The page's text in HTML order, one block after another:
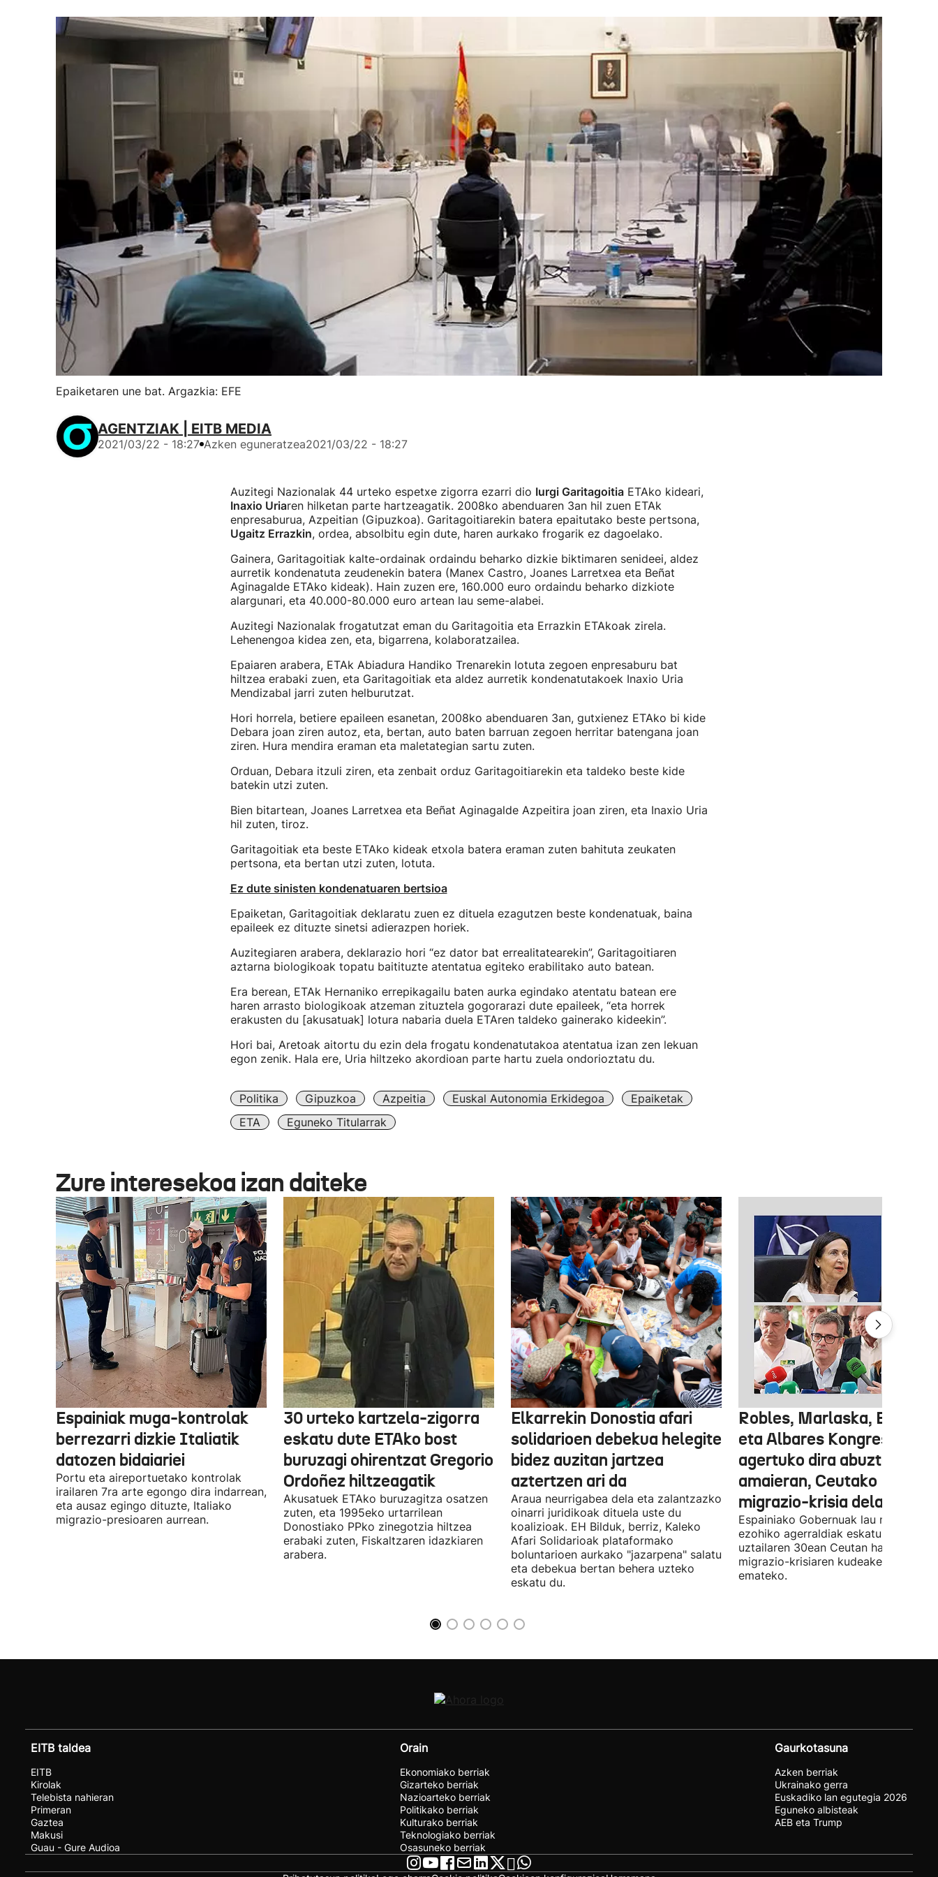
Epaiketaren une bat. Argazkia: EFE
AGENTZIAK | EITB MEDIA
2021/03/22 - 18:27 Azken eguneratzea2021/03/22 - 18:27
Auzitegi Nazionalak 44 urteko espetxe zigorra ezarri dio Iurgi GaritagoitiaETAko kideari,
Inaxio Uriaren hilketan parte hartzeagatik. 2008ko abenduaren 3an hil zuen ETAk
enpresaburua, Azpeitian (Gipuzkoa). Garitagoitiarekin batera epaitutako beste pertsona,
Ugaitz Errazkin, ordea, absolbitu egin dute, haren aurkako frogarik ez dagoelako.
Gainera, Garitagoitiak kalte-ordainak ordaindu beharko dizkie biktimaren senideei, aldez
aurretik kondenatuta zeudenekin batera (Manex Castro, Joanes Larretxea eta Beñat
Aginagalde ETAko kideak). Hain zuzen ere, 160.000 euro ordaindu beharko dizkiote
alargunari, eta 40.000-80.000 euro artean lau seme-alabei.
Auzitegi Nazionalak frogatutzat eman du Garitagoitia eta Errazkin ETAkoak zirela.
Lehenengoa kidea zen, eta, bigarrena, kolaboratzailea.
Epaiaren arabera, ETAk Abiadura Handiko Trenarekin lotuta zegoen enpresaburu bat
hiltzea erabaki zuen, eta Garitagoitiak eta aldez aurretik kondenatutakoek Inaxio Uria
Mendizabal jarri zuten helburutzat.
Hori horrela, betiere epaileen esanetan, 2008ko abenduaren 3an, gutxienez ETAko bi kide
Debara joan ziren autoz, eta, bertan, auto baten barruan zegoen herritar batengana joan
ziren. Hura mendira eraman eta maletategian sartu zuten.
Orduan, Debara itzuli ziren, eta zenbait orduz Garitagoitiarekin eta taldeko beste kide
batekin utzi zuten.
Bien bitartean, Joanes Larretxea eta Beñat Aginagalde Azpeitira joan ziren, eta Inaxio Uria
hil zuten, tiroz.
Garitagoitiak eta beste ETAko kideak etxola batera eraman zuten bahituta zeukaten
pertsona, eta bertan utzi zuten, lotuta.
Ez dute sinisten kondenatuaren bertsioa
Epaiketan, Garitagoitiak deklaratu zuen ez dituela ezagutzen beste kondenatuak, baina
epaileek ez dituzte sinetsi adierazpen horiek.
Auzitegiaren arabera, deklarazio hori “ez dator bat errealitatearekin”, Garitagoitiaren
aztarna biologikoak topatu baitituzte atentatua egiteko erabilitako auto batean.
Era berean, ETAk Hernaniko errepikagailu baten aurka egindako atentatu batean ere
haren arrasto biologikoak atzeman zituztela gogorarazi dute epaileek, “eta horrek
erakusten du [akusatuak] lotura nabaria duela ETAren taldeko gainerako kideekin”.
Hori bai, Aretoak aitortu du ezin dela frogatu kondenatutakoa atentatua izan zen lekuan
egon zenik. Hala ere, Uria hiltzeko akordioan parte hartu zuela ondorioztatu du.
Politika Gipuzkoa Azpeitia Euskal Autonomia Erkidegoa
Epaiketak
ETA
Eguneko Titularrak
Zure interesekoa izan daiteke
Espainiak muga-kontrolak
berrezarri dizkie Italiatik
datozen bidaiariei
Portu eta aireportuetako kontrolak
irailaren 7ra arte egongo dira indarrean,
eta ausaz egingo dituzte, Italiako
migrazio-presioaren aurrean.
30 urteko kartzela-zigorra
eskatu dute ETAko bost
buruzagi ohirentzat Gregorio
Ordoñez hiltzeagatik
Akusatuek ETAko buruzagitza osatzen
zuten, eta 1995eko urtarrilean
Donostiako PPko zinegotzia hiltzea
erabaki zuten, Fiskaltzaren idazkiaren
arabera.
Elkarrekin Donostia afari
solidarioen debekua helegite
bidez auzitan jartzea
aztertzen ari da
Araua neurrigabea dela eta zalantzazko
oinarri juridikoak dituela uste du
koalizioak. EH Bilduk, berriz, Kaleko
Afari Solidarioak plataformako
boluntarioen aurkako "jazarpena" salatu
eta debekua bertan behera uzteko
eskatu du.
Robles, Marlaska, Bolaños
eta Albares Kongresuan
agertuko dira abuztuaren
amaieran, Ceutako
migrazio-krisia dela eta
Espainiako Gobernuak lau ministroen
ezohiko agerraldiak eskatu ditu,
uztailaren 30ean Ceutan hasitako
migrazio-krisiaren kudeaketaren berri
emateko.
EITB taldea
EITB
Kirolak
Telebista nahieran
Primeran
Gaztea
Makusi
Guau - Gure Audioa
Orain
Ekonomiako berriak
Gizarteko berriak
Nazioarteko berriak
Politikako berriak
Kulturako berriak
Teknologiako berriak
Osasuneko berriak
Gaurkotasuna
Azken berriak
Ukrainako gerra
Euskadiko lan egutegia 2026
Eguneko albisteak
AEB eta Trump